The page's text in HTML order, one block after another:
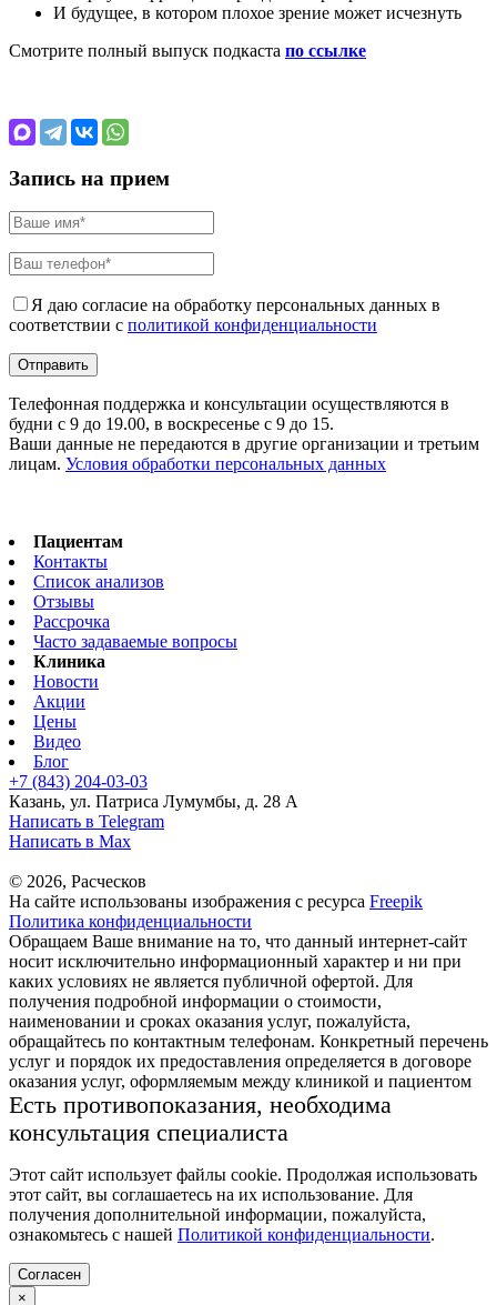
И будущее, в котором плохое зрение может исчезнуть
Смотрите полный выпуск подкаста по ссылке
Запись на прием
Я даю согласие на обработку персональных данных в
соответствии с политикой конфиденциальности
Телефонная поддержка и консультации осуществляются в
будни с 9 до 19.00, в воскресенье с 9 до 15.
Ваши данные не передаются в другие организации и третьим
лицам. Условия обработки персональных данных
Пациентам
Контакты
Список анализов
Отзывы
Рассрочка
Часто задаваемые вопросы
Клиника
Новости
Акции
Цены
Видео
Блог
+7 (843) 204-03-03
Казань, ул. Патриса Лумумбы, д. 28 А
Написать в Telegram
Написать в Max
© 2026, Расческов
На сайте использованы изображения с ресурса Freepik
Политика конфиденциальности
Обращаем Ваше внимание на то, что данный интернет-сайт
носит исключительно информационный характер и ни при
каких условиях не является публичной офертой. Для
получения подробной информации о стоимости,
наименовании и сроках оказания услуг, пожалуйста,
обращайтесь по контактным телефонам. Конкретный перечень
услуг и порядок их предоставления определяется в договоре
оказания услуг, оформляемым между клиникой и пациентом
Есть противопоказания, необходима
консультация специалиста
Этот сайт использует файлы cookie. Продолжая использовать
этот сайт, вы соглашаетесь на их использование. Для
получения дополнительной информации, пожалуйста,
ознакомьтесь с нашей Политикой конфиденциальности.
Согласен
×